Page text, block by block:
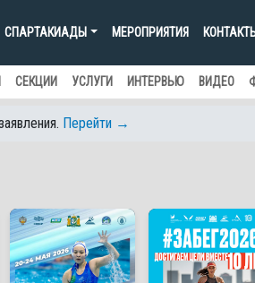
СПАРТАКИАДЫ МЕРОПРИЯТИЯ
СЕКЦИИ УСЛУГИ ИНТЕРВЬЮ ВИДЕО
Перейти →